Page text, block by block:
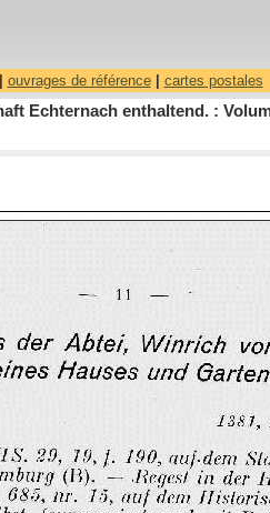
ouvrages de référence| cartes postales
Echternach enthaltend. :